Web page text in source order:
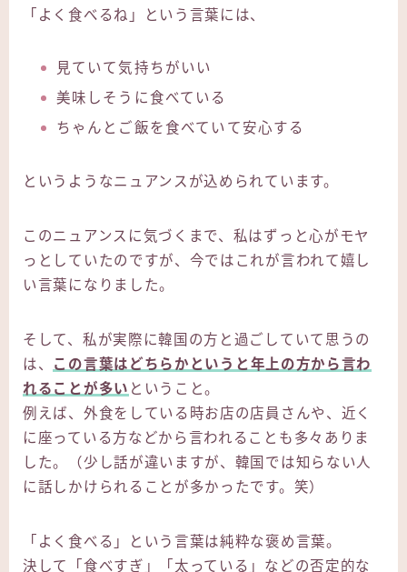
「よく食べるね」という言葉には、
見ていて気持ちがいい
美味しそうに食べている
ちゃんとご飯を食べていて安心する
というようなニュアンスが込められています。
このニュアンスに気づくまで、私はずっと心がモヤ
っとしていたのですが、今ではこれが言われて嬉し
い言葉になりました。
そして、私が実際に韓国の方と過ごしていて思うの
は、 この言葉はどちらかというと年上の方から言わ
れることが多い ということ。
例えば、外食をしている時お店の店員さんや、近く
に座っている方などから言われることも多々ありま
した。（少し話が違いますが、韓国では知らない人
に話しかけられることが多かったです。笑）
「よく食べる」という言葉は純粋な褒め言葉。
決して「食べすぎ」「太っている」などの否定的な